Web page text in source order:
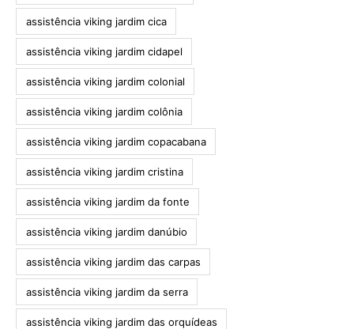
assistência viking jardim cica
assistência viking jardim cidapel
assistência viking jardim colonial
assistência viking jardim colônia
assistência viking jardim copacabana
assistência viking jardim cristina
assistência viking jardim da fonte
assistência viking jardim danúbio
assistência viking jardim das carpas
assistência viking jardim da serra
assistência viking jardim das orquídeas